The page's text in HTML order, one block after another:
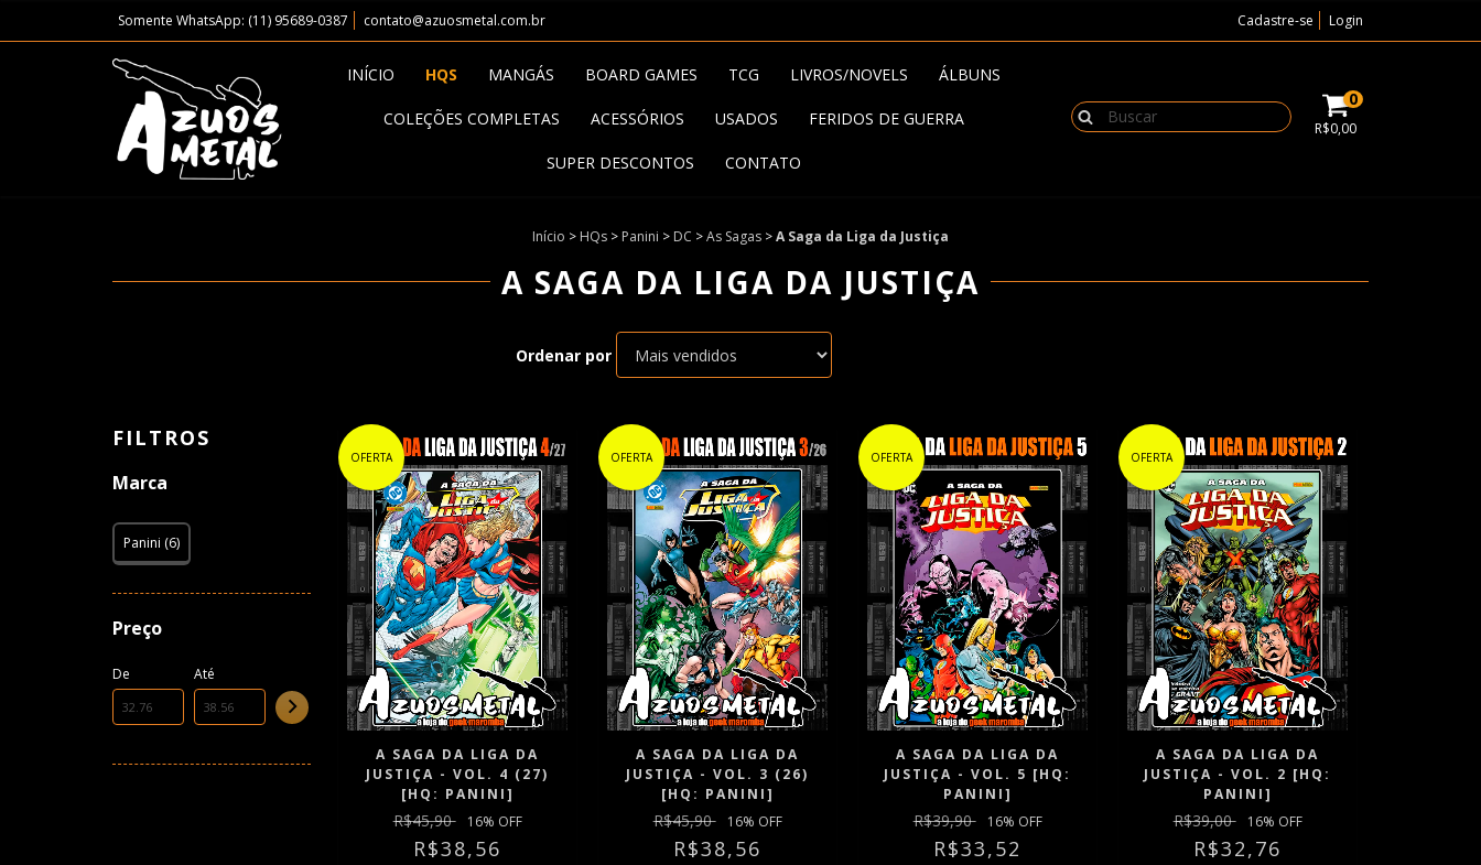
Somente WhatsApp: (11) 95689-0387 contato@azuosmetal.com.br Cadastre-se Login
INÍCIO HQS MANGÁS BOARD GAMES TCG LIVROS/NOVELS ÁLBUNS
COLEÇÕES COMPLETAS ACESSÓRIOS USADOS FERIDOS DE GUERRA
SUPER DESCONTOS CONTATO
0
R$0,00
Início > HQs > Panini > DC >As Sagas >A Saga da Liga da Justiça
A SAGA DA LIGA DA JUSTIÇA
Ordenar por
FILTROS
Marca
Panini (6)
Preço
De Até
OFERTA
A SAGA DA LIGA DA
JUSTIÇA - VOL. 4 (27)
[HQ: PANINI]
R$45,90 16% OFF
R$38,56
OFERTA
A SAGA DA LIGA DA
JUSTIÇA - VOL. 3 (26)
[HQ: PANINI]
R$45,90 16% OFF
R$38,56
OFERTA
A SAGA DA LIGA DA
JUSTIÇA - VOL. 5 [HQ:
PANINI]
R$39,90 16% OFF
R$33,52
OFERTA
A SAGA DA LIGA DA
JUSTIÇA - VOL. 2 [HQ:
PANINI]
R$39,00 16% OFF
R$32,76